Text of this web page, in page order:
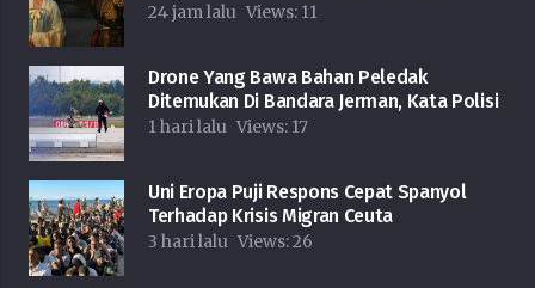
24 jam lalu Views: 11
Drone Yang Bawa Bahan Peledak
Ditemukan Di Bandara Jerman, Kata Polisi
1 hari lalu Views: 17
Uni Eropa Puji Respons Cepat Spanyol
Terhadap Krisis Migran Ceuta
3 hari lalu Views:26